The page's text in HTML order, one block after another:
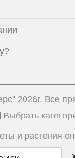
2026г. Все
Выбрать
и растения